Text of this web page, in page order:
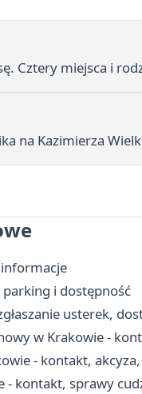
Cztery miejsca i
na Kazimierza
i dostępność
usterek,
w Krakowie -
- kontakt, akcyza,
- kontakt, sprawy